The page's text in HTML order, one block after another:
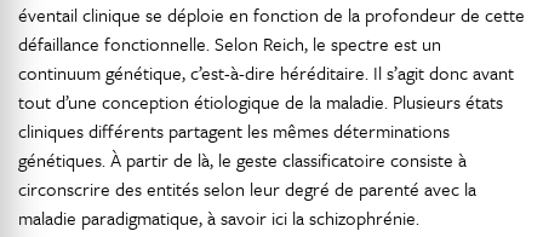
éventail clinique se déploie en fonction de la profondeur de cette
défaillance fonctionnelle. Selon Reich, le spectre est un
continuum génétique, c’est-à-dire héréditaire. Il s’agit donc avant
tout d’une conception étiologique de la maladie. Plusieurs états
cliniques différents partagent les mêmes déterminations
génétiques. À partir de là, le geste classificatoire consiste à
circonscrire des entités selon leur degré de parenté avec la
maladie paradigmatique, à savoir ici la schizophrénie.